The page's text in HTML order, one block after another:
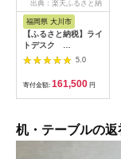
出典：楽天ふるさと納
福岡県 大川市
【ふるさと納税】ライ
トデスク
110×50×72 オーク
無垢材 リモートワー
ク・テレワーク・学習
に 大川市 | 家具 フ
ァニチャー 人気 おす
5.0
寄付金額: 161,500 円
机・テーブルの